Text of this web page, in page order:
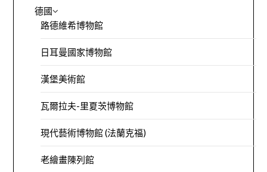
德國
路德維希博物館
日耳曼國家博物館
漢堡美術館
瓦爾拉夫-里夏茨博物館
現代藝術博物館 (法蘭克福)
老繪畫陳列館